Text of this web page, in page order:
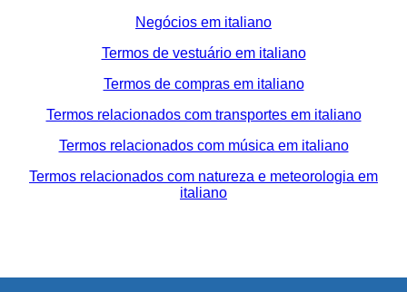
Negócios em italiano
Termos de vestuário em italiano
Termos de compras em italiano
Termos relacionados com transportes em italiano
Termos relacionados com música em italiano
Termos relacionados com natureza e meteorologia em
italiano